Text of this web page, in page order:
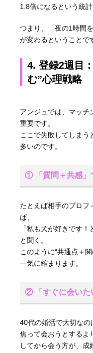
1.8倍になるという統計
つまり、「夜の1時間
が変わるということで
4. 登録2週目
む”心理戦略
アンジュでは、マッチ
重要です。
ここで失敗してしまう
多いのです。
① 「質問＋共感」
たとえば相手のプロフ
ば、
「私も犬が好きです
と聞く。
このように“共通点＋
一気に縮まります。
② 「すぐに会いた
40代の婚活で大切なの
焦って会おうとするよ
してから会う方が、成